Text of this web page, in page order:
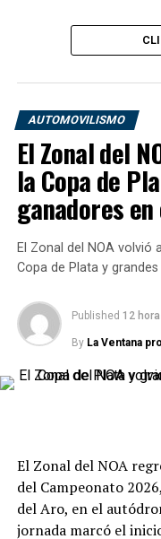
el tramo final.
Hamilton emocionado
El británico superó a
Williams, y quedó al
Oscar Piastrihasta
fresco tanto para él
con un mensaje
compañeros! ¡Gran
coche se sintió
AUTOMOVILISMO
El Zonal del
la Copa de
ganadores en
El Zonal del NOA volvió
Copa de Plata y
Published 12
By La Ventana
El Zonal del NOA
del Campeonato
del Aro, en el
jornada marcó el